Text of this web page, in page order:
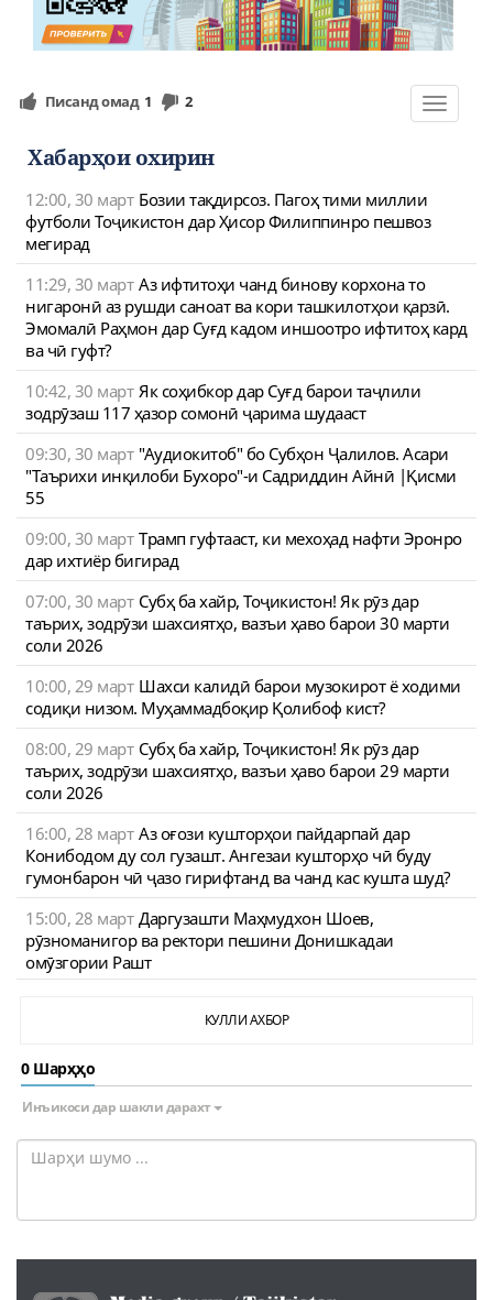
Toggle
Писанд омад 1 2
Хабарҳои охирин
12:00, 30 март Бозии тақдирсоз. Пагоҳ тими миллии
футболи Тоҷикистон дар Ҳисор Филиппинро пешвоз
мегирад
11:29, 30 март Аз ифтитоҳи чанд бинову корхона то
нигаронӣ аз рушди саноат ва кори ташкилотҳои қарзӣ.
Эмомалӣ Раҳмон дар Суғд кадом иншоотро ифтитоҳ кард
ва чӣ гуфт?
10:42, 30 март Як соҳибкор дар Суғд барои таҷлили
зодрӯзаш 117 ҳазор сомонӣ ҷарима шудааст
09:30, 30 март "Аудиокитоб" бо Субҳон Ҷалилов. Асари
"Таърихи инқилоби Бухоро"-и Садриддин Айнӣ |Қисми
55
09:00, 30 март Трамп гуфтааст, ки мехоҳад нафти Эронро
дар ихтиёр бигирад
07:00, 30 март Субҳ ба хайр, Тоҷикистон! Як рӯз дар
таърих, зодрӯзи шахсиятҳо, вазъи ҳаво барои 30 марти
соли 2026
10:00, 29 март Шахси калидӣ барои музокирот ё ходими
содиқи низом. Муҳаммадбоқир Қолибоф кист?
08:00, 29 март Субҳ ба хайр, Тоҷикистон! Як рӯз дар
таърих, зодрӯзи шахсиятҳо, вазъи ҳаво барои 29 марти
соли 2026
16:00, 28 март Аз оғози кушторҳои пайдарпай дар
Конибодом ду сол гузашт. Ангезаи кушторҳо чӣ буду
гумонбарон чӣ ҷазо гирифтанд ва чанд кас кушта шуд?
15:00, 28 март Даргузашти Маҳмудхон Шоев,
рӯзноманигор ва ректори пешини Донишкадаи
омӯзгории Рашт
КУЛЛИ АХБОР
0 Шарҳҳо
Инъикоси дар шакли дарахт